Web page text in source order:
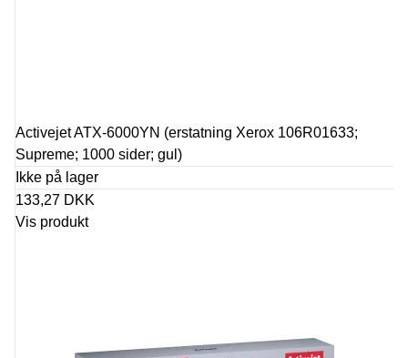
Activejet ATX-6000YN (erstatning Xerox 106R01633;
Supreme; 1000 sider; gul)
Ikke på lager
133,27 DKK
Vis produkt